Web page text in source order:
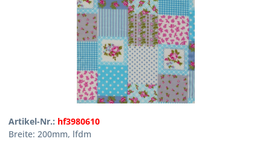
Artikel-Nr.: hf3980610
Breite: 200mm, lfdm